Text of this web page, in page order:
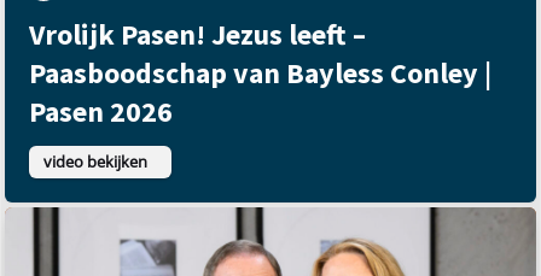
Vrolijk Pasen! Jezus leeft –
Paasboodschap van Bayless Conley |
Pasen 2026
video bekijken